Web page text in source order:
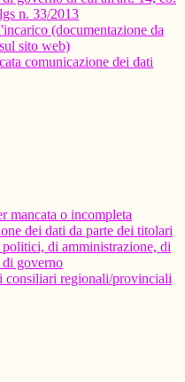
n. 33/2013
(documentazione da
sito web)
comunicazione dei dati
mancata o incompleta
dei dati da parte dei titolari
di amministrazione, di
governo
consiliari regionali/provinciali